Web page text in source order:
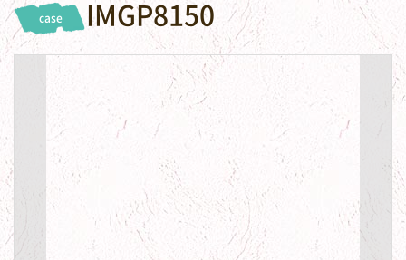
case IMGP8150